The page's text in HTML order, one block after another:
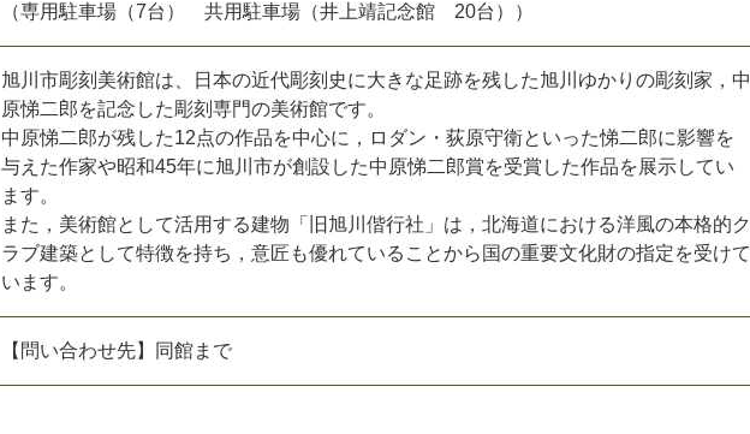
（専用駐車場（7台） 共用駐車場（井上靖記念館 20台））
旭川市彫刻美術館は、日本の近代彫刻史に大きな足跡を残した旭川ゆかりの彫刻家，中
原悌二郎を記念した彫刻専門の美術館です。
中原悌二郎が残した12点の作品を中心に，ロダン・荻原守衛といった悌二郎に影響を
与えた作家や昭和45年に旭川市が創設した中原悌二郎賞を受賞した作品を展示してい
ます。
また，美術館として活用する建物「旧旭川偕行社」は，北海道における洋風の本格的ク
ラブ建築として特徴を持ち，意匠も優れていることから国の重要文化財の指定を受けて
います。
【問い合わせ先】同館まで